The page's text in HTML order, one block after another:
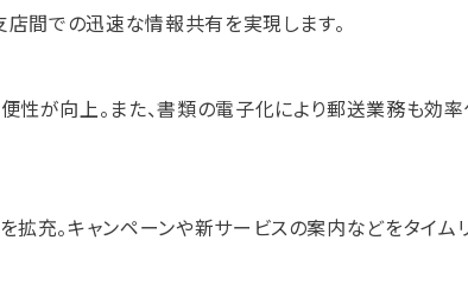
間での迅速な情報共有を実現します。
が向上。また、書類の電子化により郵送業務も効率
充。キャンペーンや新サービスの案内などをタイム